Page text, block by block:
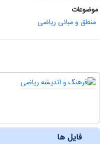
موضوعات
منطق و مبانی ریاضی
فایل ها